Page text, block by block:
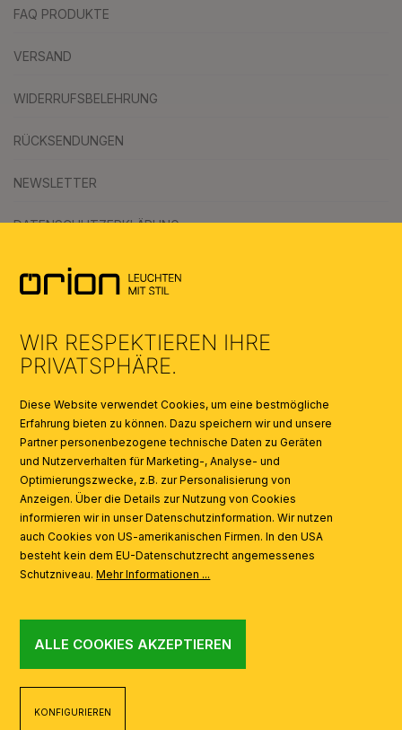
FAQ PRODUKTE
VERSAND
WIDERRUFSBELEHRUNG
RÜCKSENDUNGEN
NEWSLETTER
DATENSCHUTZERKLÄRUNG
KATALOGE
AI
WIR RESPEKTIEREN IHRE
PRIVATSPHÄRE.
Diese Website verwendet Cookies, um eine bestmögliche
Erfahrung bieten zu können. Dazu speichern wir und unsere
Partner personenbezogene technische Daten zu Geräten
und Nutzerverhalten für Marketing-, Analyse- und
Optimierungszwecke, z.B. zur Personalisierung von
Anzeigen. Über die Details zur Nutzung von Cookies
informieren wir in unser Datenschutzinformation. Wir nutzen
auch Cookies von US-amerikanischen Firmen. In den USA
besteht kein dem EU-Datenschutzrecht angemessenes
Schutzniveau.Mehr Informationen ...
ALLE COOKIES AKZEPTIEREN
KONFIGURIEREN